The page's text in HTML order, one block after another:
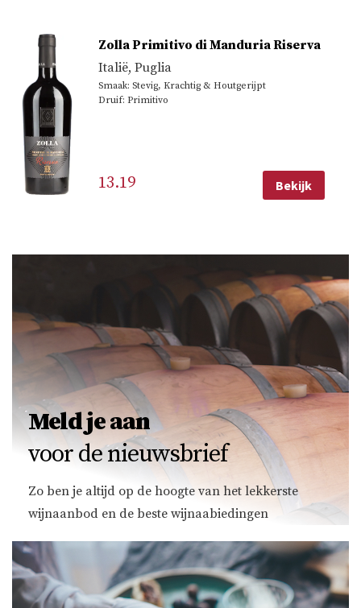
Zolla Primitivo di Manduria Riserva
Italië, Puglia
Smaak: Stevig, Krachtig & Houtgerijpt
Druif: Primitivo
13.19 Bekijk
Meld je aan
voor de nieuwsbrief
Zo ben je altijd op de hoogte van het lekkerste
wijnaanbod en de beste wijnaabiedingen